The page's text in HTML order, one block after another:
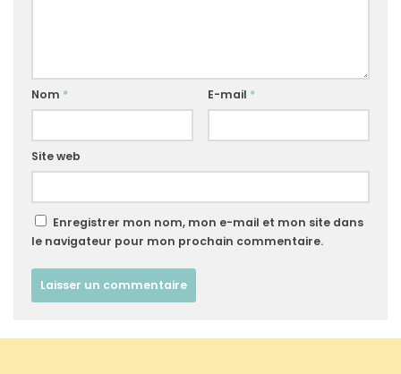
Nom * E-mail *
Site web
Enregistrer mon nom, mon e-mail et mon site dans
le navigateur pour mon prochain commentaire.